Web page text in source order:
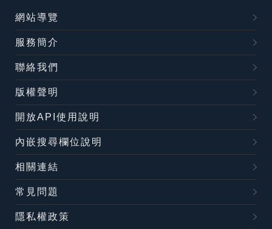
網站導覽
服務簡介
聯絡我們
版權聲明
開放API使用說明
內嵌搜尋欄位說明
相關連結
常見問題
隱私權政策